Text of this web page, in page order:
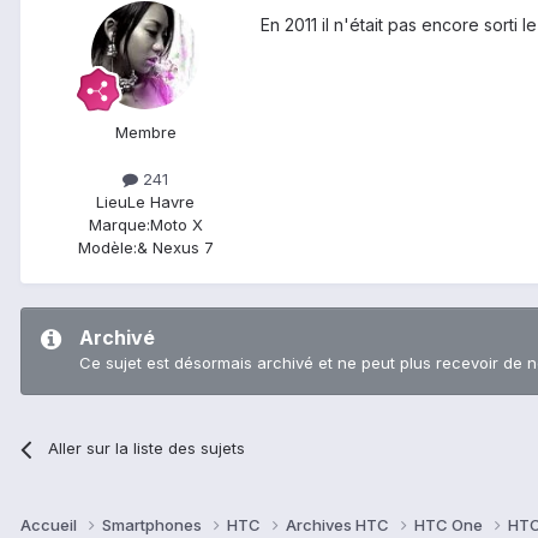
Membre
241
LieuLe Havre
Marque:Moto X
Modèle:& Nexus 7
En 2011 il n'était pas encore sorti
Archivé
Ce sujet est désormais archivé et ne peut plus recevoir de
Aller sur la liste des sujets
Accueil Smartphones HTC Archives HTC HTC One